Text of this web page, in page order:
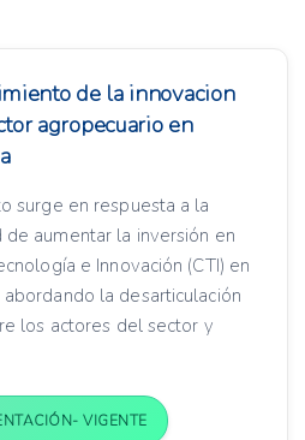
de la innovacion
agropecuario en
surge en respuesta a la
de aumentar la inversión en
e Innovación (CTI) en
abordando la desarticulación
los actores del sector y
VIGENTE